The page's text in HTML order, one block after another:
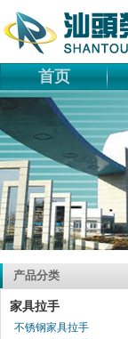
首页
产品分类
家具拉手
不锈钢家具拉手